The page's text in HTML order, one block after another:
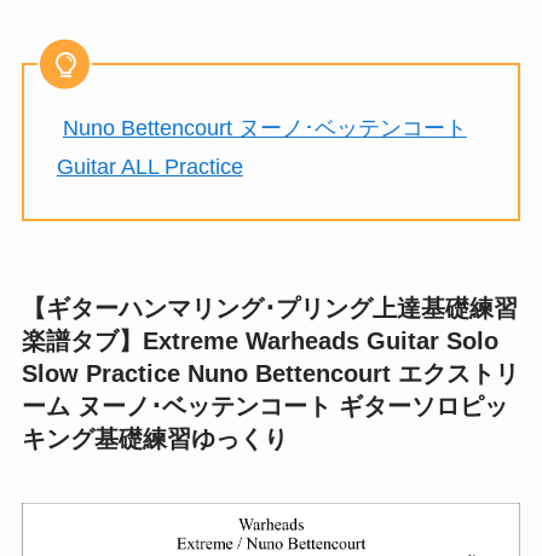
Nuno Bettencourt ヌーノ･ベッテンコート
Guitar ALL Practice
【ギターハンマリング･プリング上達基礎練習
楽譜タブ】Extreme Warheads Guitar Solo
Slow Practice Nuno Bettencourt エクストリ
ーム ヌーノ･ベッテンコート ギターソロピッ
キング基礎練習ゆっくり